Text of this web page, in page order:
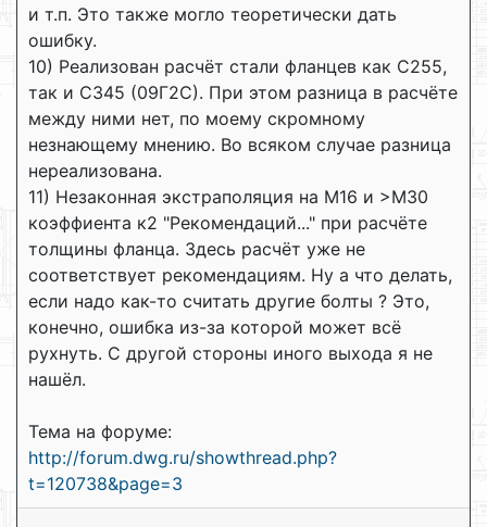
и т.п. Это также могло теоретически дать
ошибку.
10) Реализован расчёт стали фланцев как С255,
так и С345 (09Г2С). При этом разница в расчёте
между ними нет, по моему скромному
незнающему мнению. Во всяком случае разница
нереализована.
11) Незаконная экстраполяция на М16 и >М30
коэффиента к2 "Рекомендаций..." при расчёте
толщины фланца. Здесь расчёт уже не
соответствует рекомендациям. Ну а что делать,
если надо как-то считать другие болты ? Это,
конечно, ошибка из-за которой может всё
рухнуть. С другой стороны иного выхода я не
нашёл.
Тема на форуме:
http://forum.dwg.ru/showthread.php?
t=120738&page=3